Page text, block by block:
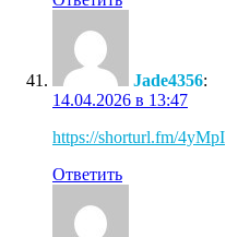
Jade4356:
14.04.2026 в 13:47
https://shorturl.fm/4yMpI
Ответить